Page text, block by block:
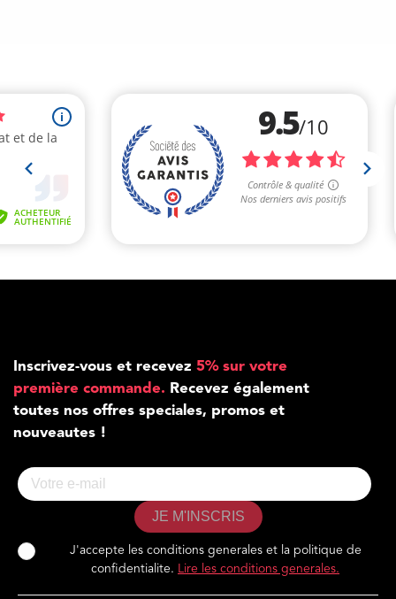
Inscrivez-vous et recevez 5% sur votre
première commande. Recevez également
toutes nos offres speciales, promos et
nouveautes !
JE M'INSCRIS
J'accepte les conditions generales et la politique de
confidentialite. Lire les conditions generales.